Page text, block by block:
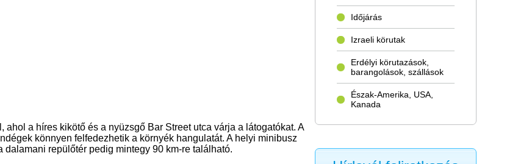
a híres kikötő és a nyüzsgő Bar Street utca várja a látogatókat. A
könnyen felfedezhetik a környék hangulatát. A helyi minibusz
repülőtér pedig mintegy 90 km-re található.
Időjárás
Izraeli körutak
Erdélyi körutazások,
barangolások, szállások
Észak-Amerika, USA,
Kanada